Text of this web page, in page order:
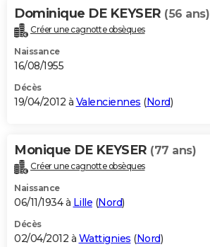
Dominique DE KEYSER (56 ans)
Créer une cagnotte obsèques
Naissance
16/08/1955
Décès
19/04/2012 à Valenciennes (Nord)
Monique DE KEYSER (77 ans)
Créer une cagnotte obsèques
Naissance
06/11/1934 à Lille (Nord)
Décès
02/04/2012 à Wattignies (Nord)